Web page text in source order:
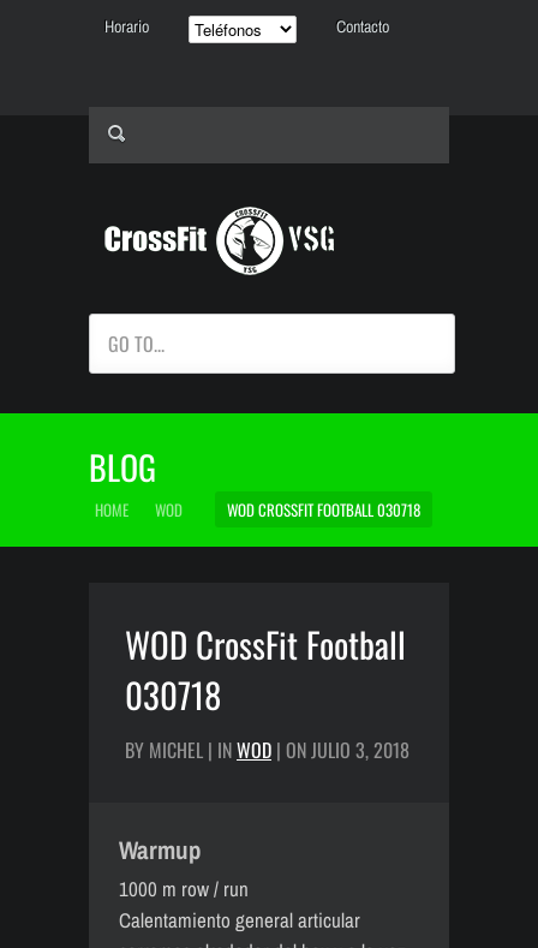
Horario Contacto
GO TO...
BLOG
HOME WOD WOD CROSSFIT FOOTBALL 030718
WOD CrossFit Football
030718
BY MICHEL | INWOD | ON JULIO 3, 2018
Warmup
1000 m row / run
Calentamiento general articular